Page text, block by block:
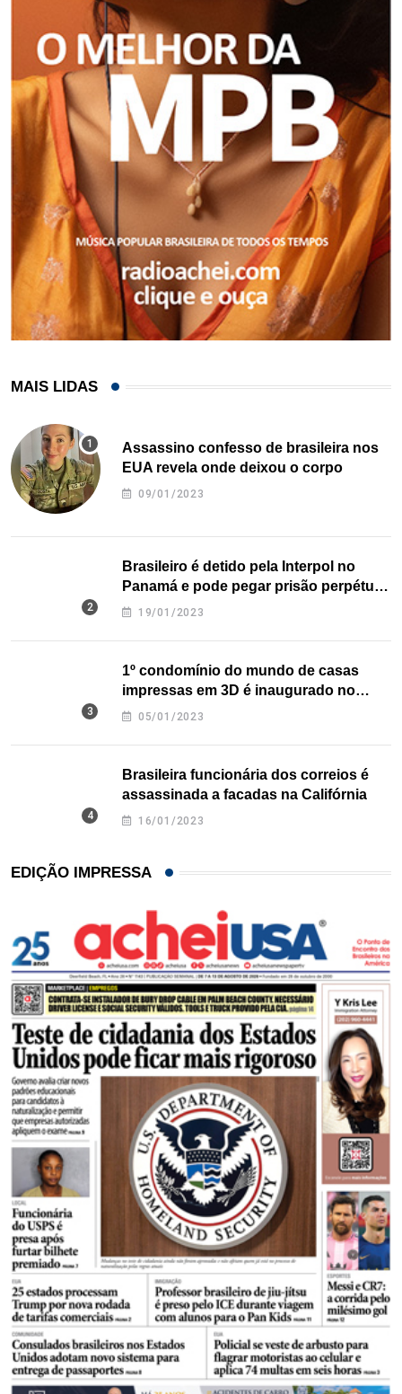
MAIS LIDAS
Assassino confesso de brasileira nos
EUA revela onde deixou o corpo
09/01/2023
Brasileiro é detido pela Interpol no
Panamá e pode pegar prisão perpétua
nos EUA
19/01/2023
1º condomínio do mundo de casas
impressas em 3D é inaugurado no
Texas
05/01/2023
Brasileira funcionária dos correios é
assassinada a facadas na Califórnia
16/01/2023
EDIÇÃO IMPRESSA